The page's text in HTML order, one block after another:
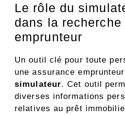
Le rôle du
dans la recherche
emprunteur
Un outil clé pour toute
une assurance
simulateur. Cet outil
diverses informations
relatives au prêt